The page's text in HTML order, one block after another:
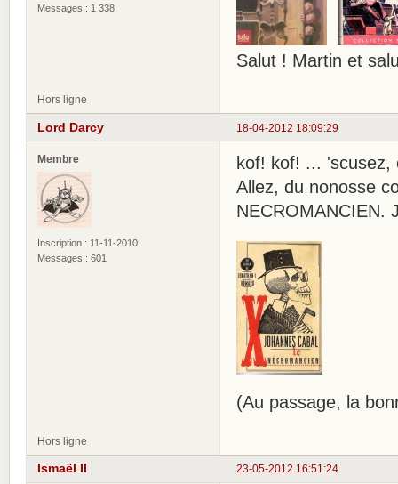
Messages : 1 338
Salut ! Martin et
Hors ligne
18-04-2012 18:09:29
Lord Darcy
Membre
Inscription : 11-11-2010
Messages : 601
kof! kof! ... 'scusez,
Allez, du nonosse
NECROMANCIEN.
(Au passage, la
Hors ligne
23-05-2012 16:51:24
Ismaël II